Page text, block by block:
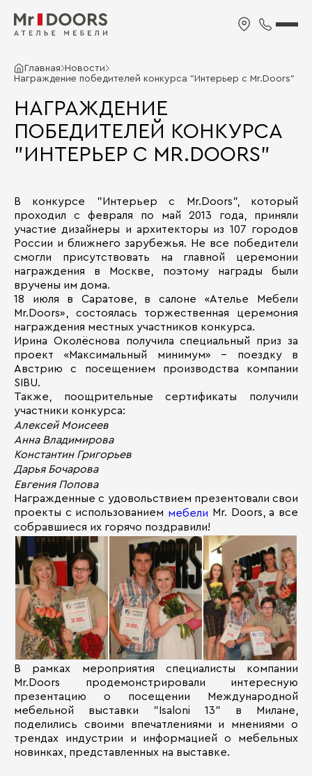
Главная
Новости
Награждение победителей конкурса "Интерьер с Mr.Doors"
НАГРАЖДЕНИЕ
ПОБЕДИТЕЛЕЙ КОНКУРСА
"ИНТЕРЬЕР С MR.DOORS"
В конкурсе "Интерьер с Mr.Doors", который
проходил с февраля по май 2013 года, приняли
участие дизайнеры и архитекторы из 107 городов
России и ближнего зарубежья. Не все победители
смогли присутствовать на главной церемонии
награждения в Москве, поэтому награды были
вручены им дома.
18 июля в Саратове, в салоне «Ателье Мебели
Mr.Doors», состоялась торжественная церемония
награждения местных участников конкурса.
Ирина Околёснова получила специальный приз за
проект «Максимальный минимум» – поездку в
Австрию с посещением производства компании
SIBU.
Также, поощрительные сертификаты получили
участники конкурса:
Алексей Моисеев
Анна Владимирова
Константин Григорьев
Дарья Бочарова
Евгения Попова
Награжденные с удовольствием презентовали свои
проекты с использованием мебели Mr. Doors, а все
собравшиеся их горячо поздравили!
В рамках мероприятия специалисты компании
Mr.Doors продемонстрировали интересную
презентацию о посещении Международной
мебельной выставки "Isaloni 13" в Милане,
поделились своими впечатлениями и мнениями о
трендах индустрии и информацией о мебельных
новинках, представленных на выставке.